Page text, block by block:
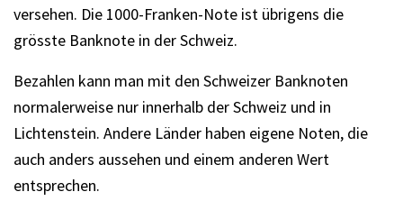
versehen. Die 1000-Franken-Note ist übrigens die
grösste Banknote in der Schweiz.
Bezahlen kann man mit den Schweizer Banknoten
normalerweise nur innerhalb der Schweiz und in
Lichtenstein. Andere Länder haben eigene Noten, die
auch anders aussehen und einem anderen Wert
entsprechen.